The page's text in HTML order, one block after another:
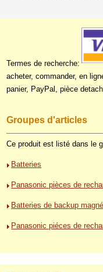
Termes de recherche:
acheter, commander, en
panier, PayPal, pièce
Groupes d'articles
Ce produit est listé dans le
Batteries
Panasonic pièces de
Batteries de backup
Panasonic piéces de